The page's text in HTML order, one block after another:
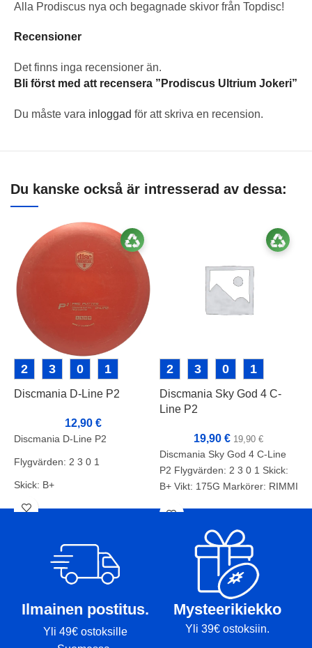
Alla Prodiscus nya och begagnade skivor från Topdisc!
Recensioner
Det finns inga recensioner än.
Bli först med att recensera ”Prodiscus Ultrium Jokeri”
Du måste vara inloggad för att skriva en recension.
Du kanske också är intresserad av dessa:
2 3 0 1
Discmania D-Line P2
12,90 €
Discmania D-Line P2
Flygvärden: 2 3 0 1
Skick: B+
Vikt: 170g
2 3 0 1
Discmania Sky God 4 C-
Line P2
19,90€ 19,90€
Discmania Sky God 4 C-Line
P2 Flygvärden: 2 3 0 1 Skick:
B+ Vikt: 175G Markörer: RIMMI
Ilmainen postitus.
Yli 49€ ostoksille
Mysteerikiekko
Yli 39€ ostoksiin.